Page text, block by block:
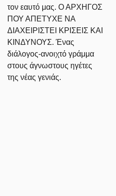
τον εαυτό μας. Ο ΑΡΧΗΓΟΣ
ΠΟΥ ΑΠΕΤΥΧΕ ΝΑ
ΔΙΑΧΕΙΡΙΣΤΕΙ ΚΡΙΣΕΙΣ ΚΑΙ
ΚΙΝΔΥΝΟΥΣ. Ένας
διάλογος-ανοιχτό γράμμα
στους άγνωστους ηγέτες
της νέας γενιάς.